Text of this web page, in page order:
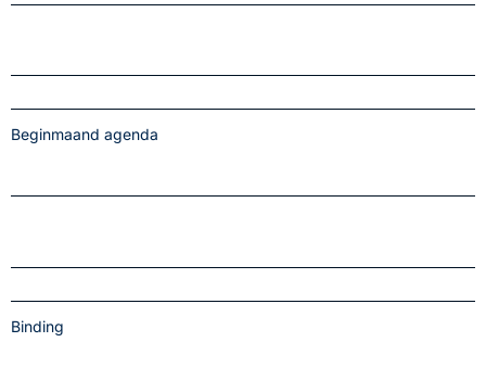
Beginmaand agenda
Binding